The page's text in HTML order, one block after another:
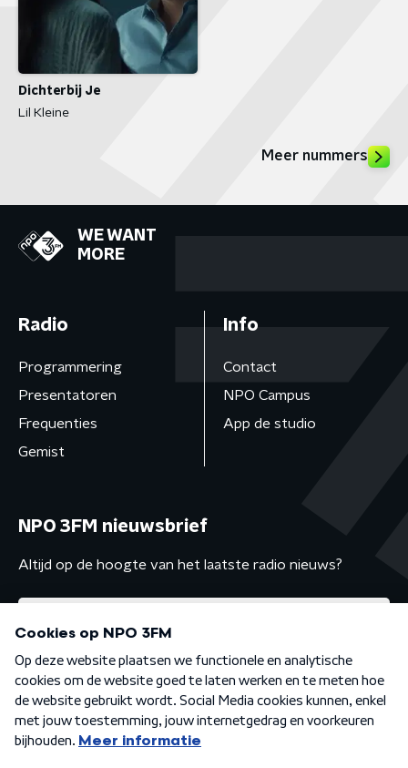
Dichterbij Je
Lil Kleine
Meer nummers
WE WANT
MORE
Radio
Programmering
Presentatoren
Frequenties
Gemist
Info
Contact
NPO Campus
App de studio
NPO 3FM nieuwsbrief
Altijd op de hoogte van het laatste radio nieuws?
Algemene voorwaarden Privacybeleid